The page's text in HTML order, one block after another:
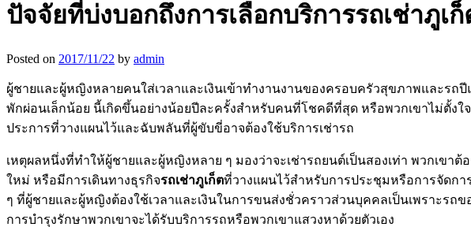
ปัจจัยที่บ่งบอกถึงการเลือกบริการรถเช่าภู
Posted on 2017/11/22 by admin
ผู้ชายและผู้หญิงหลายคนใส่เวลาและเงินเข้าทำงานงานของครอบครัวสุขภาพและรถ
พักผ่อนเล็กน้อย นี้เกิดขึ้นอย่างน้อยปีละครั้งสำหรับคนที่โชคดีที่สุด หรือพวกเขาไม่ตั้งใ
ประการที่วางแผนไว้และฉับพลันที่ผู้ขับขี่อาจต้องใช้บริการเช่ารถ
เหตุผลหนึ่งที่ทำให้ผู้ชายและผู้หญิงหลาย ๆ มองว่าจะเช่ารถยนต์เป็นสองเท่า พวกเข
ใหม่ หรือมีการเดินทางธุรกิจรถเช่าภูเก็ตที่วางแผนไว้สำหรับการประชุมหรือการจัดกา
ๆ ที่ผู้ชายและผู้หญิงต้องใช้เวลาและเงินในการขนส่งชั่วคราวส่วนบุคคลเป็นเพราะร
การบำรุงรักษาพวกเขาจะได้รับบริการรถหรือพวกเขาแสวงหาด้วยตัวเอง